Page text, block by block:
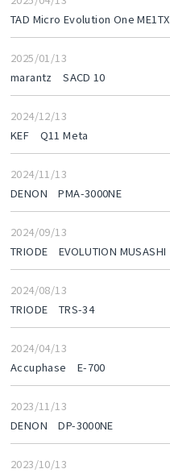
TAD Micro Evolution One ME1TX
2025/01/13
marantz SACD 10
2024/12/13
KEF Q11 Meta
2024/11/13
DENON PMA-3000NE
2024/09/13
TRIODE EVOLUTION MUSASHI
2024/08/13
TRIODE TRS-34
2024/04/13
Accuphase E-700
2023/11/13
DENON DP-3000NE
2023/10/13